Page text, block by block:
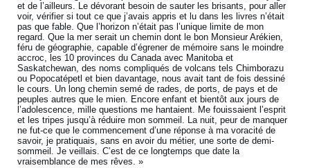
et de l’ailleurs. Le dévorant besoin de sauter les brisants, pour aller
voir, vérifier si tout ce que j’avais appris et lu dans les livres n’était
pas que fable. Que l’horizon n’était pas l’unique limite de mon
regard. Que la mer serait un chemin dont le bon Monsieur Arékien,
féru de géographie, capable d’égrener de mémoire sans le moindre
accroc, les 10 provinces du Canada avec Manitoba et
Saskatchewan, des noms compliqués de volcans tels Chimborazu
ou Popocatépetl et bien davantage, nous avait tant de fois dessiné
le cours. Un long chemin semé de rades, de ports, de pays et de
peuples autres que le mien. Encore enfant et bientôt aux jours de
l’adolescence, mille questions me hantaient. Me fouissaient l’esprit
et les tripes jusqu’à réduire mon sommeil. La nuit, peur de manquer
ne fut-ce que le commencement d’une réponse à ma voracité de
savoir, je pratiquais, sans en avoir du métier, une sorte de demi-
sommeil. Je veillais. C’est de ce longtemps que date la
vraisemblance de mes rêves. »